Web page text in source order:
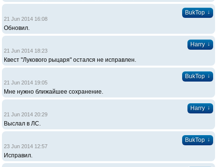
BukTop ↓
21 Jun 2014 16:08
Обновил.
Harry ↓
21 Jun 2014 18:23
Квест "Лукового рыцаря" остался не исправлен.
BukTop ↓
21 Jun 2014 19:05
Мне нужно ближайшее сохранение.
Harry ↓
21 Jun 2014 20:29
Выслал в ЛС.
BukTop ↓
23 Jun 2014 12:57
Исправил.